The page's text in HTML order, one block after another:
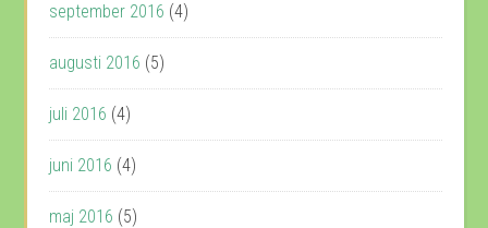
september 2016 (4)
augusti 2016 (5)
juli 2016 (4)
juni 2016 (4)
maj 2016 (5)